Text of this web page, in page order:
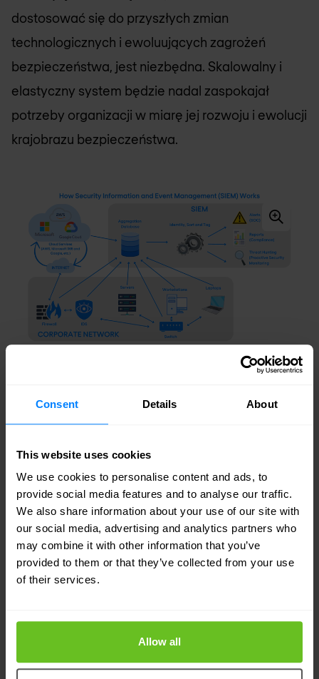
Consent Details About
This website uses cookies
We use cookies to personalise content and ads, to
provide social media features and to analyse our traffic.
We also share information about your use of our site with
our social media, advertising and analytics partners who
may combine it with other information that you’ve
provided to them or that they’ve collected from your use
of their services.
Allow all
dostosować się do przyszłych zmian
technologicznych i ewoluujących zagrożeń
bezpieczeństwa, jest niezbędna. Skalowalny i
elastyczny system będzie nadal zaspokajał
potrzeby organizacji w miarę jej rozwoju i ewolucji
krajobrazu bezpieczeństwa.
Kluczowe wnioski: Dokonywanie
decyzja, która ma wpływ na ogólny stan
bezpieczeństwa organizacji. Dokładne
rozważenie tych ośmiu aspektów pozwala
wybrać rozwiązanie, które nie tylko spełni bieżące
potrzeby, ale także pozwoli skutecznie stawić